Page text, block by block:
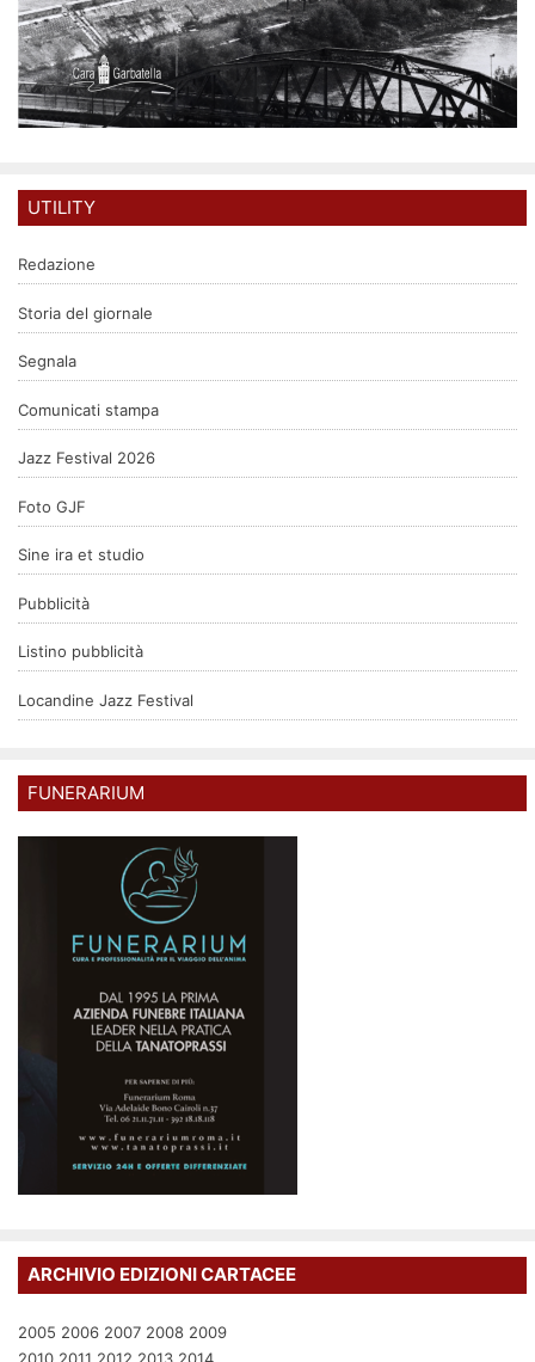
UTILITY
Redazione
Storia del giornale
Segnala
Comunicati stampa
Jazz Festival 2026
Foto GJF
Sine ira et studio
Pubblicità
Listino pubblicità
Locandine Jazz Festival
FUNERARIUM
ARCHIVIO EDIZIONI CARTACEE
2005 2006 2007 2008 2009
2010 2011 2012 2013 2014